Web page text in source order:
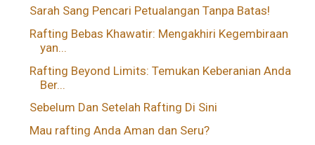
Sarah Sang Pencari Petualangan Tanpa Batas!
Rafting Bebas Khawatir: Mengakhiri Kegembiraan
yan...
Rafting Beyond Limits: Temukan Keberanian Anda
Ber...
Sebelum Dan Setelah Rafting Di Sini
Mau rafting Anda Aman dan Seru?